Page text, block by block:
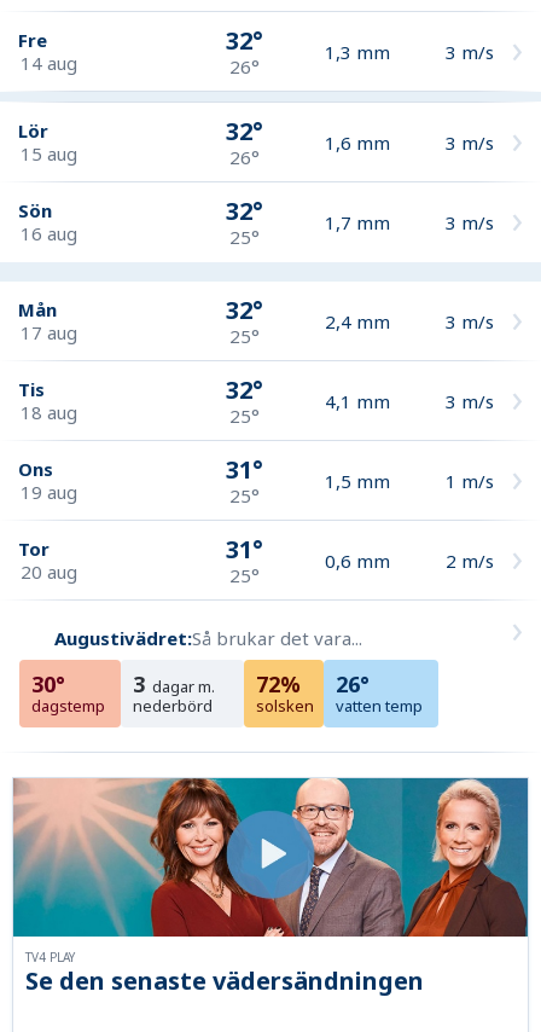
Fre
14 aug
32°
26°
1,3 mm 3 m/s
Lör
15 aug
32°
26°
1,6 mm 3 m/s
Sön
16 aug
32°
25°
1,7 mm 3 m/s
Mån
17 aug
32°
25°
2,4 mm 3 m/s
Tis
18 aug
32°
25°
4,1 mm 3 m/s
Ons
19 aug
31°
25°
1,5 mm 1 m/s
Tor
20 aug
31°
25°
0,6 mm 2 m/s
Augustivädret:Så brukar det vara...
30°
dagstemp
3 dagar m.
nederbörd
72%
solsken
26°
vatten temp
Se den senaste vädersändningen
TV4 PLAY